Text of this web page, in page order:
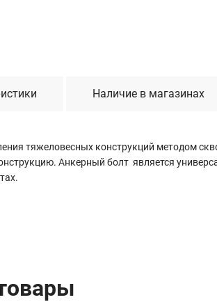
Наличие в магазинах
тяжеловесных конструкций методом
Анкерный болт является